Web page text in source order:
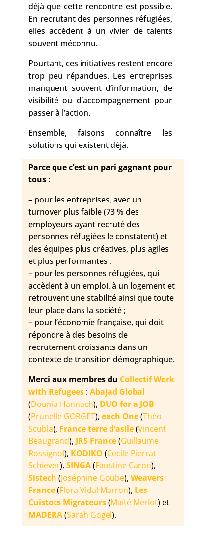
déjà que cette rencontre est possible.
En recrutant des personnes réfugiées,
elles accèdent à un vivier de talents
souvent méconnu.
Pourtant, ces initiatives restent encore
trop peu répandues. Les entreprises
manquent souvent d’information, de
visibilité ou d’accompagnement pour
passer à l’action.
Ensemble, faisons connaître les
solutions qui existent déjà.
Parce que c’est un pari gagnant pour
tous :
– pour les entreprises, avec un
turnover plus faible (73 % des
employeurs ayant recruté des
personnes réfugiées le constatent) et
des équipes plus créatives, plus agiles
et plus performantes ;
– pour les personnes réfugiées, qui
accèdent à un emploi, à un logement et
retrouvent une stabilité ainsi que toute
leur place dans la société ;
– pour l’économie française, qui doit
répondre à des besoins de
recrutement croissants dans un
contexte de transition démographique.
Merci aux membres du Collectif Work
with Refugees: Abajad Global
(Dounia Hannach), DUO for a JOB
(Prunelle GORGET), each One(Théo
Scubla), France terre d’asile(Vincent
Beaugrand), JRS France(Guillaume
Rossignol), KODIKO (Cecile Pierrat
Schiever), SINGA(Faustine Caron),
Sistech (Joséphine Goube), Weavers
France(Flora Vidal Marron), Les
Cuistots Migrateurs(Maïté Merlot) et
MADERA(Sarah Gogel).